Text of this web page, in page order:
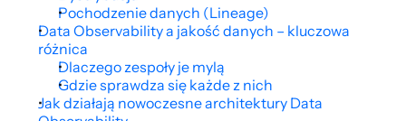
Pochodzenie danych (Lineage)
Data Observability a jakość danych – kluczowa
różnica
Dlaczego zespoły je mylą
Gdzie sprawdza się każde z nich
Jak działają nowoczesne architektury Data